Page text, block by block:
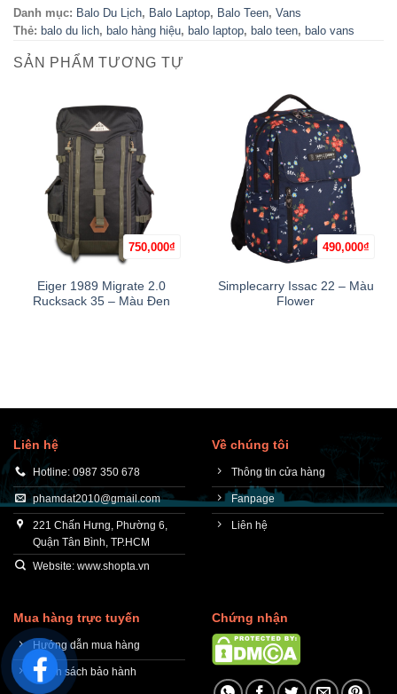
Danh mục: Balo Du Lịch, Balo Laptop, Balo Teen, Vans
Thẻ: balo du lich, balo hàng hiệu, balo laptop, balo teen, balo vans
SẢN PHẨM TƯƠNG TỰ
750,000₫
Eiger 1989 Migrate 2.0
Rucksack 35 – Màu Đen
490,000₫
Simplecarry Issac 22 – Màu
Flower
Liên hệ
Hotline: 0987 350 678
phamdat2010@gmail.com
221 Chấn Hưng, Phường 6,
Quận Tân Bình, TP.HCM
Website: www.shopta.vn
Về chúng tôi
Thông tin cửa hàng
Fanpage
Liên hệ
Mua hàng trực tuyến
Hướng dẫn mua hàng
Chính sách bảo hành
Chứng nhận